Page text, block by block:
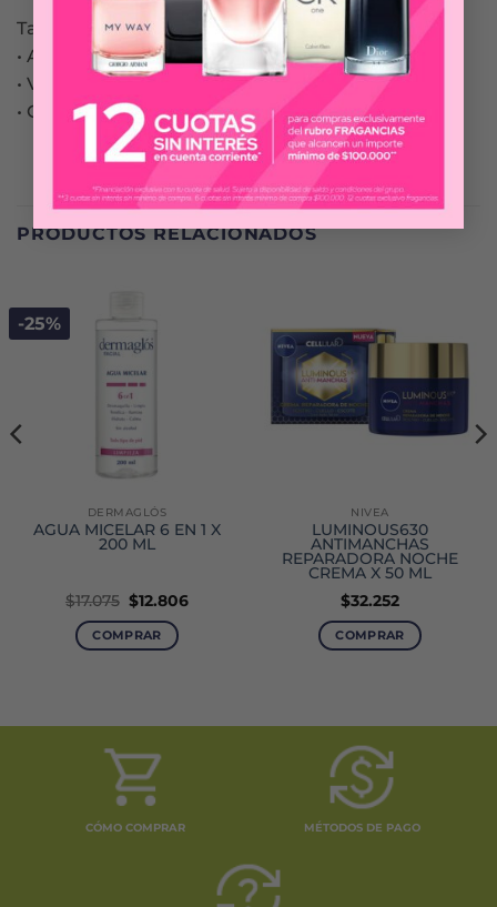
También esta compuesto por
• Acido Hialuronico
• Vitamina E
• Glicerina
PRODUCTOS RELACIONADOS
-25%
DERMAGLÓS
AGUA MICELAR 6 EN 1 X
200 ML
$17.075 El
precio
original
era:
$12.806El
COMPRAR
NIVEA
LUMINOUS630
ANTIMANCHAS
REPARADORA NOCHE
CREMA X 50 ML
$32.252
COMPRAR
CÓMO COMPRAR MÉTODOS DE PAGO